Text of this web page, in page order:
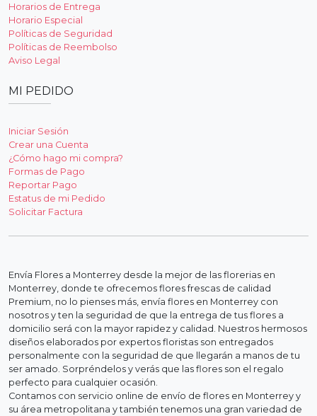
Horarios de Entrega
Horario Especial
Políticas de Seguridad
Políticas de Reembolso
Aviso Legal
MI PEDIDO
Iniciar Sesión
Crear una Cuenta
¿Cómo hago mi compra?
Formas de Pago
Reportar Pago
Estatus de mi Pedido
Solicitar Factura
Envía Flores a Monterrey desde la mejor de las florerias en
Monterrey, donde te ofrecemos flores frescas de calidad
Premium, no lo pienses más, envía flores en Monterrey con
nosotros y ten la seguridad de que la entrega de tus flores a
domicilio será con la mayor rapidez y calidad. Nuestros hermosos
diseños elaborados por expertos floristas son entregados
personalmente con la seguridad de que llegarán a manos de tu
ser amado. Sorpréndelos y verás que las flores son el regalo
perfecto para cualquier ocasión.
Contamos con servicio online de envío de flores en Monterrey y
su área metropolitana y también tenemos una gran variedad de